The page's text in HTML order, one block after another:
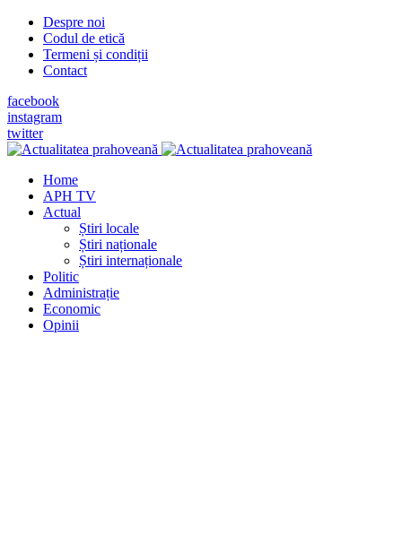
Despre noi
Codul de etică
Termeni și condiții
Contact
facebook
instagram
twitter
Home
APH TV
Actual
Știri locale
Știri naționale
Știri internaționale
Politic
Administrație
Economic
Opinii